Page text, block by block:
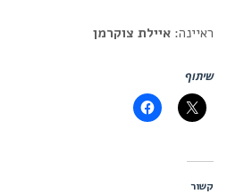
ראיינה: איילת צוקרמן
שיתוף
קשור